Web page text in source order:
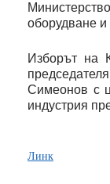
оборудване
Изборът на
Симеонов с
индустрия
Линк